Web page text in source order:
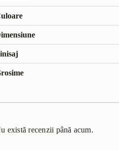
există recenzii până acum.